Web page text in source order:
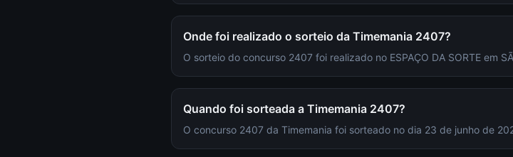
Onde foi realizado o sorteio da Timemania 2407?
O sorteio do concurso 2407 foi realizado no ESPAÇO DA SORTE em
Quando foi sorteada a Timemania 2407?
O concurso 2407 da Timemania foi sorteado no dia 23 de junho de